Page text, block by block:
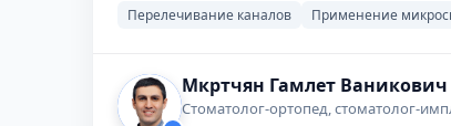
Перелечивание каналов Применение
Мкртчян Гамлет Ваникович
Стоматолог-ортопед, стоматолог-